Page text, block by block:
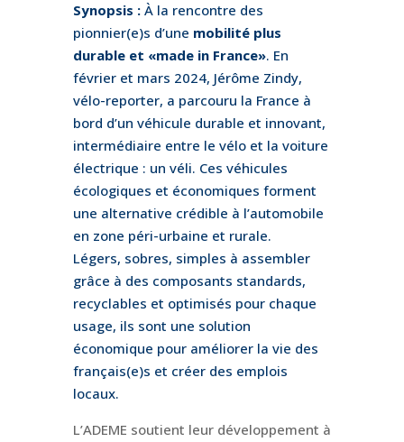
Synopsis :À la rencontre des
pionnier(e)s d’une mobilité plus
durable et «made in France». En
février et mars 2024, Jérôme Zindy,
vélo-reporter, a parcouru la France à
bord d’un véhicule durable et innovant,
intermédiaire entre le vélo et la voiture
électrique : un véli. Ces véhicules
écologiques et économiques forment
une alternative crédible à l’automobile
en zone péri-urbaine et rurale.
Légers, sobres, simples à assembler
grâce à des composants standards,
recyclables et optimisés pour chaque
usage, ils sont une solution
économique pour améliorer la vie des
français(e)s et créer des emplois
locaux.
L’ADEME soutient leur développement à